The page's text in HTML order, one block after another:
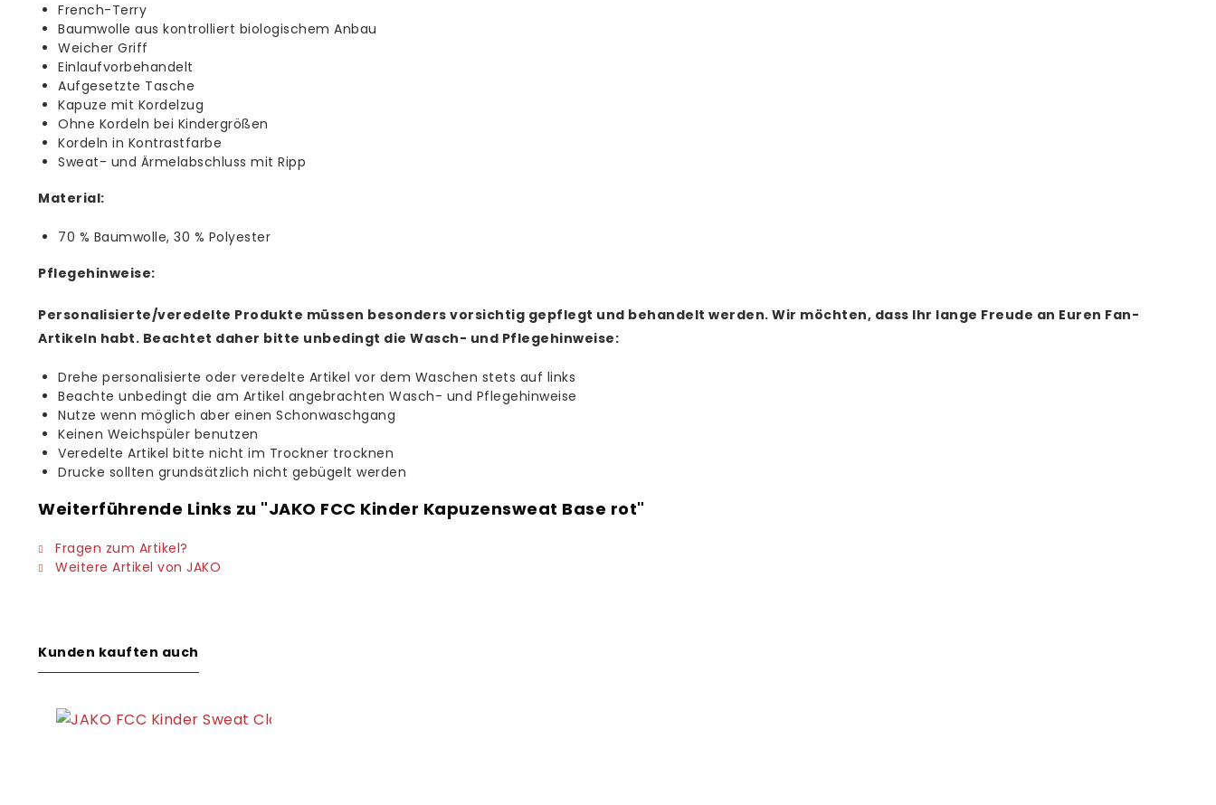
French-Terry
Baumwolle aus kontrolliert biologischem Anbau
Weicher Griff
Einlaufvorbehandelt
Aufgesetzte Tasche
Kapuze mit Kordelzug
Ohne Kordeln bei Kindergrößen
Kordeln in Kontrastfarbe
Sweat- und Ärmelabschluss mit Ripp
Material:
70 % Baumwolle, 30 % Polyester
Pflegehinweise:
Personalisierte/veredelte Produkte müssen besonders vorsichtig gepflegt und behandelt werden. Wir möchten, dass Ihr lange Freude an Euren Fan-
Artikeln habt. Beachtet daher bitte unbedingt die Wasch- und Pflegehinweise:
Drehe personalisierte oder veredelte Artikel vor dem Waschen stets auf links
Beachte unbedingt die am Artikel angebrachten Wasch- und Pflegehinweise
Nutze wenn möglich aber einen Schonwaschgang
Keinen Weichspüler benutzen
Veredelte Artikel bitte nicht im Trockner trocknen
Drucke sollten grundsätzlich nicht gebügelt werden
Weiterführende Links zu "JAKO FCC Kinder Kapuzensweat Base rot"
Fragen zum Artikel?
Weitere Artikel von JAKO
Kunden kauften auch